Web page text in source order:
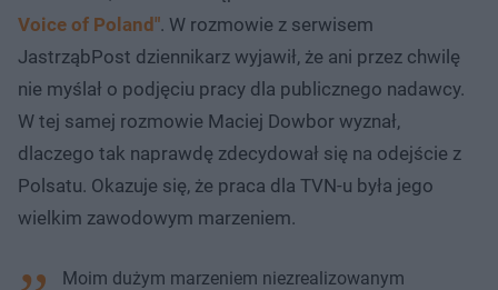
Voice of Poland". W rozmowie z serwisem
JastrząbPost dziennikarz wyjawił, że ani przez chwilę
nie myślał o podjęciu pracy dla publicznego nadawcy.
W tej samej rozmowie Maciej Dowbor wyznał,
dlaczego tak naprawdę zdecydował się na odejście z
Polsatu. Okazuje się, że praca dla TVN-u była jego
wielkim zawodowym marzeniem.
Moim dużym marzeniem niezrealizowanym